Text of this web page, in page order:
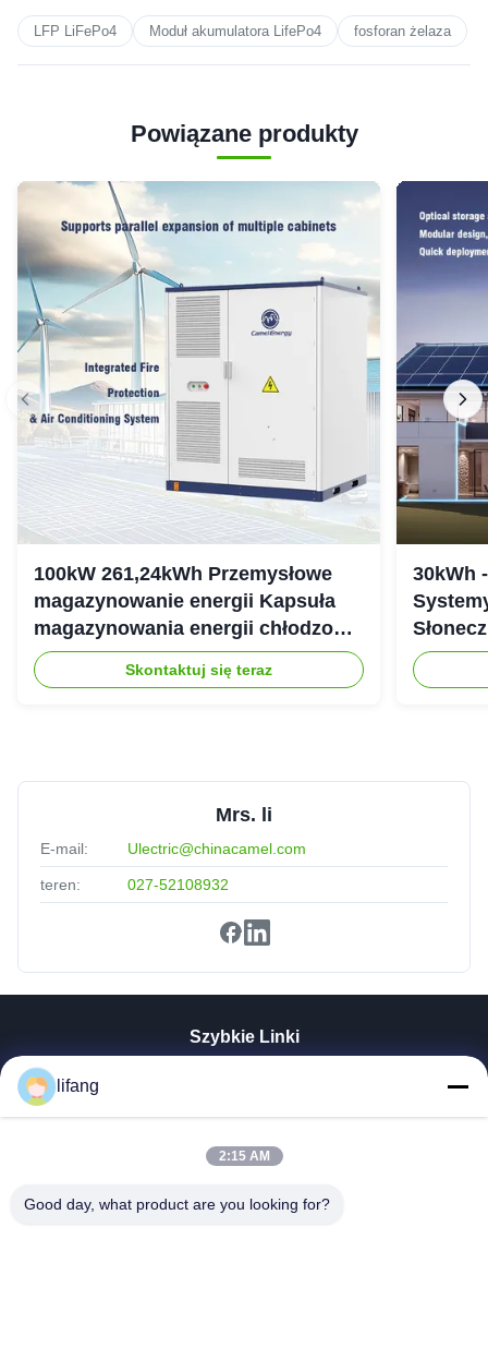
LFP LiFePo4 Moduł akumulatora LifePo4 fosforan żelaza
Powiązane produkty
100kW 261,24kWh Przemysłowe
magazynowanie energii Kapsuła
magazynowania energii chłodzonej
cieczą IP54
Skontaktuj się teraz
30kWh
Mrs. li
E-mail: Ulectric@chinacamel.com
teren: 027-52108932
Szybkie Linki
Wycieczka Po Fabryce
Skontaktuj Się Z Nami
lifang
2:15 AM
Good day, what product are you looking for?